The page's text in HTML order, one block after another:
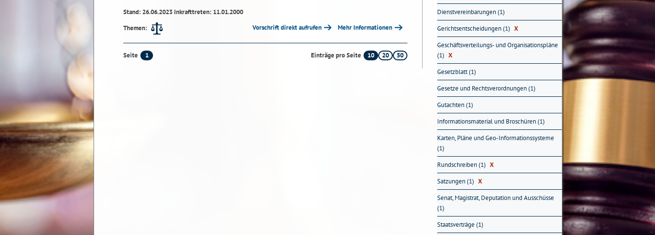
Stand: 26.06.2023 Inkrafttreten: 11.01.2000
Themen:
Vorschrift direkt aufrufen Mehr Informationen
Seite 1 Einträge pro Seite 10 20 50
Dienstvereinbarungen (1)
Gerichtsentscheidungen (1) X
Geschäftsverteilungs- und Organisationspläne
(1) X
Gesetzblatt (1)
Gesetze und Rechtsverordnungen (1)
Gutachten (1)
Informationsmaterial und Broschüren (1)
Karten, Pläne und Geo-Informationssysteme
(1)
Rundschreiben (1) X
Satzungen (1) X
Senat, Magistrat, Deputation und Ausschüsse
(1)
Staatsverträge (1)